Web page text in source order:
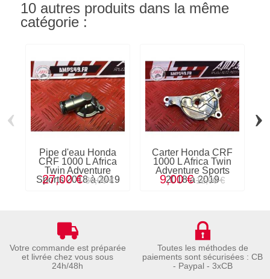
10 autres produits dans la même
catégorie :
Pipe d'eau Honda
CRF 1000 L Africa
Twin Adventure
Sports 2018 à 2019
27,00 € 36,00 €
Carter Honda CRF
1000 L Africa Twin
Adventure Sports
2018 à 2019
9,00 € 12,00 €
‹ ›
Votre commande est préparée
et livrée chez vous sous
24h/48h
Toutes les méthodes de
paiements sont sécurisées : CB
- Paypal - 3xCB